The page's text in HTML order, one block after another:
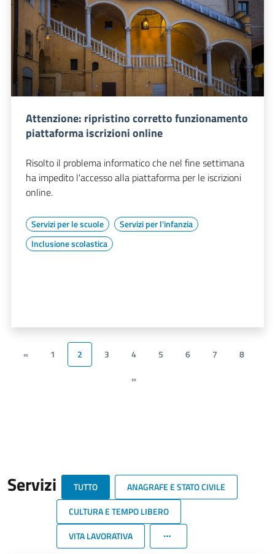
Attenzione: ripristino corretto funzionamento
piattaforma iscrizioni online
Risolto il problema informatico che nel fine settimana
ha impedito l'accesso alla piattaforma per le iscrizioni
online.
Servizi per le scuole
Servizi per l'infanzia
Inclusione scolastica
« 1 2 3 4 5 6 7
8
»
Servizi TUTTO
ANAGRAFE E STATO CIVILE
CULTURA E TEMPO LIBERO
VITA LAVORATIVA